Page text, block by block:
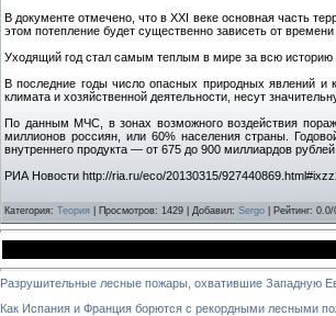
В документе отмечено, что в ХХI веке основная часть
этом потепление будет существенно зависеть от
Уходящий год стал самым теплым в мире за всю историю
В последние годы число опасных природных явлений и
климата и хозяйственной деятельности, несут
По данным МЧС, в зонах возможного воздействия
миллионов россиян, или 60% населения страны.
внутреннего продукта — от 675 до 900 миллиардов рублей.
РИА Новости http://ria.ru/eco/20130315/
Категория: Теория Просмотров: 1429 | Добавил: Sergo Рейтинг: 0.0/
Разрушительные лесные пожары, охватившие Западную
Как Испания и Франция борются с рекордными лесными